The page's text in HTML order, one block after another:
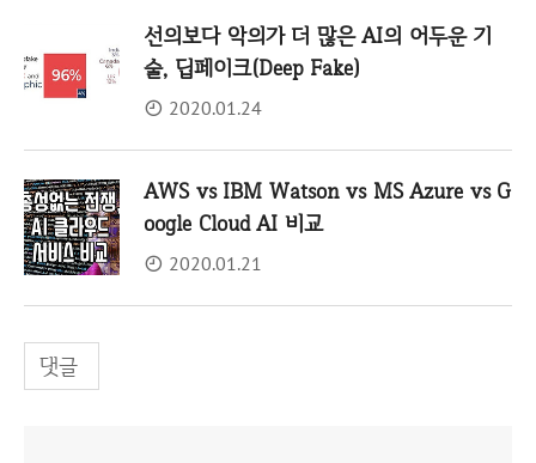
선의보다 악의가 더 많은 AI의 어두운 기
술, 딥페이크(Deep Fake)
2020.01.24
AWS vs IBM Watson vs MS Azure vs G
oogle Cloud AI 비교
2020.01.21
댓글